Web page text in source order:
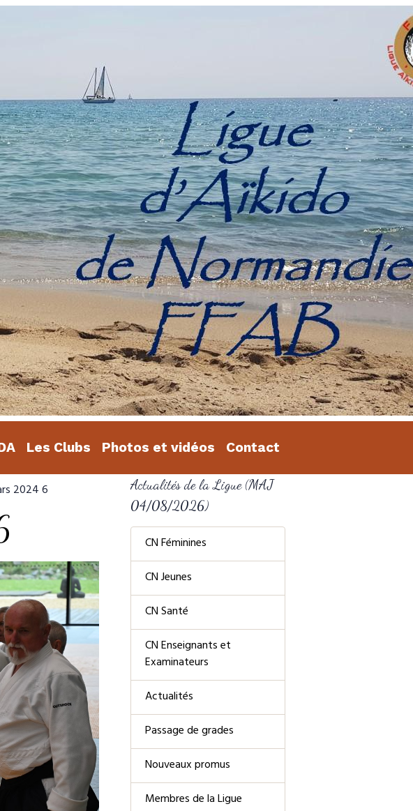
Les Clubs Photos et vidéos Contact
2024 6
Actualités de la Ligue (MAJ
04/08/2026)
CN Féminines
CN Jeunes
CN Santé
CN Enseignants et
Examinateurs
Actualités
Passage de grades
Nouveaux promus
Membres de la Ligue